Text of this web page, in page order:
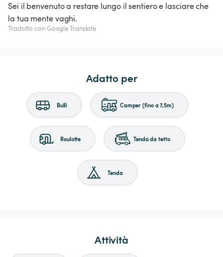
Sei il benvenuto a restare lungo il sentiero e lasciare che
la tua mente vaghi.
Tradotto con Google Translate
Adatto per
Bulli Camper (fino a 7,5m)
Roulotte Tenda da tetto
Tenda
Attività